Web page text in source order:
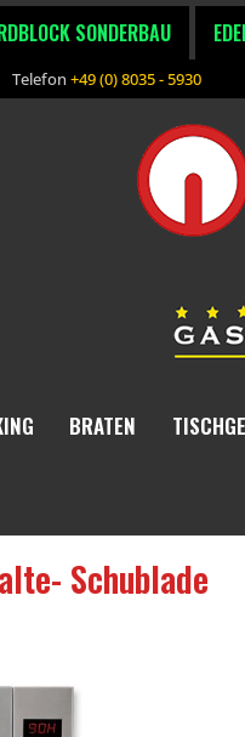
SONDERBAU
Telefon +49 (0) 8035 - 5930
BRATEN
Schublade